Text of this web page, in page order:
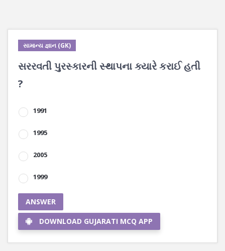
સામાન્ય જ્ઞાન (GK)
સરરવતી પુરસ્કારની સ્થાપના ક્યારે કરાઈ હતી
?
1991
1995
2005
1999
ANSWER
DOWNLOAD GUJARATI MCQ APP